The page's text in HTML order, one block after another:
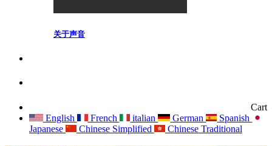
关于声音
Cart
English
French italian German
Spanish
Japanese
Chinese Simplified Chinese Traditional